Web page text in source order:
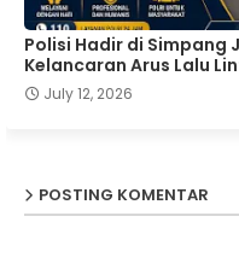
Polisi Hadir di Simpang
Kelancaran Arus Lalu
July 12, 2026
POSTING KOMENTAR